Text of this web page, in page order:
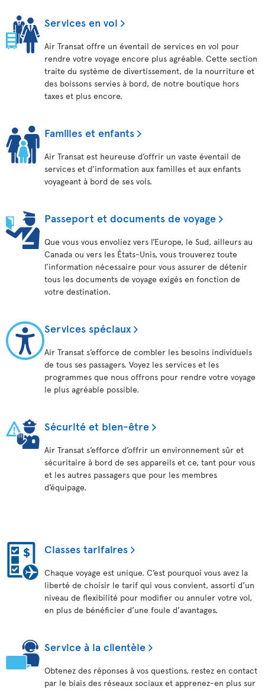
Services en vol
Air Transat offre un éventail de services en vol pour
rendre votre voyage encore plus agréable. Cette section
traite du système de divertissement, de la nourriture et
des boissons servies à bord, de notre boutique hors
taxes et plus encore.
Familles et enfants
Air Transat est heureuse d’offrir un vaste éventail de
services et d’information aux familles et aux enfants
voyageant à bord de ses vols.
Passeport et documents de voyage
Que vous vous envoliez vers l’Europe, le Sud, ailleurs au
Canada ou vers les États-Unis, vous trouverez toute
l’information nécessaire pour vous assurer de détenir
tous les documents de voyage exigés en fonction de
votre destination.
Services spéciaux
Air Transat s’efforce de combler les besoins individuels
de tous ses passagers. Voyez les services et les
programmes que nous offrons pour rendre votre voyage
le plus agréable possible.
Sécurité et bien-être
Air Transat s’efforce d’offrir un environnement sûr et
sécuritaire à bord de ses appareils et ce, tant pour vous
et les autres passagers que pour les membres
d’équipage.
Classes tarifaires
Chaque voyage est unique. C’est pourquoi vous avez la
liberté de choisir le tarif qui vous convient, assorti d’un
niveau de flexibilité pour modifier ou annuler votre vol,
en plus de bénéficier d’une foule d’avantages.
Service à la clientèle
Obtenez des réponses à vos questions, restez en contact
par le biais des réseaux sociaux et apprenez-en plus sur